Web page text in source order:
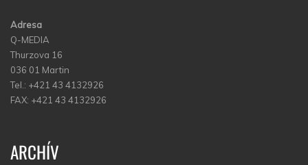
Adresa
Q-MEDIA
Thurzova 16
036 01 Martin
Tel.: +421 43 4132926
FAX: +421 43 4132926
ARCHÍV